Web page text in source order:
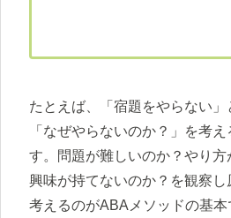
たとえば、「宿題をやらない
「なぜやらないのか？」を考
す。問題が難しいのか？やり方
興味が持てないのか？を観察
考えるのがABAメソッドの基本